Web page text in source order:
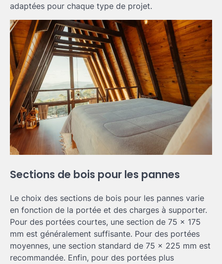
adaptées pour chaque type de projet.
Sections de bois pour les pannes
Le choix des sections de bois pour les pannes varie
en fonction de la portée et des charges à supporter.
Pour des portées courtes, une section de 75 x 175
mm est généralement suffisante. Pour des portées
moyennes, une section standard de 75 x 225 mm est
recommandée. Enfin, pour des portées plus